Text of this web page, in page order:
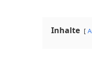
Inhalte